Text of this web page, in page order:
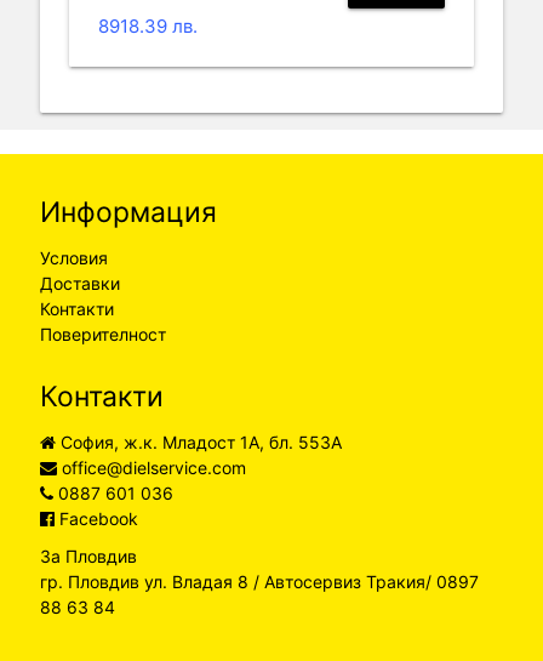
8918.39 лв.
Информация
Условия
Доставки
Контакти
Поверителност
Контакти
София, ж.к. Младост 1А, бл. 553А
office@dielservice.com
0887 601 036
Facebook
За Пловдив
гр. Пловдив ул. Владая 8 / Автосервиз Тракия/ 0897
88 63 84